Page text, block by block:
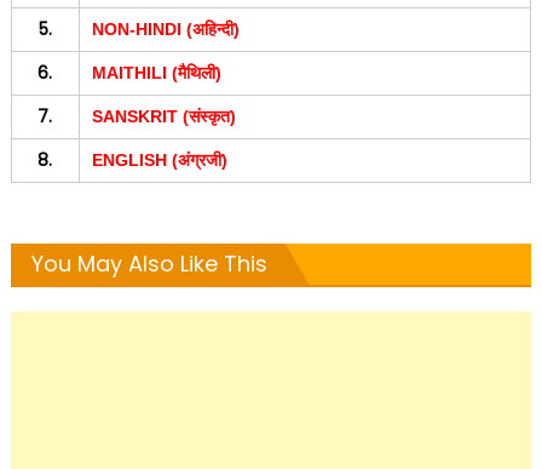
5. NON-HINDI (अहिन्दी)
6. MAITHILI (मैथिली)
7. SANSKRIT (संस्कृत)
8. ENGLISH (अंग्रजी)
You May Also Like This